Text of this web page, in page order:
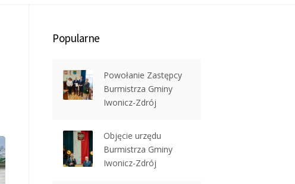
Popularne
Powołanie Zastępcy
Burmistrza Gminy
Iwonicz-Zdrój
Objęcie urzędu
Burmistrza Gminy
Iwonicz-Zdrój